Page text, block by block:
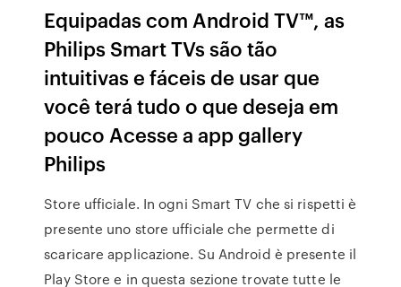
Equipadas com Android TV™, as
Philips Smart TVs são tão
intuitivas e fáceis de usar que
você terá tudo o que deseja em
pouco Acesse a app gallery
Philips
Store ufficiale. In ogni Smart TV che si rispetti è
presente uno store ufficiale che permette di
scaricare applicazione. Su Android è presente il
Play Store e in questa sezione trovate tutte le